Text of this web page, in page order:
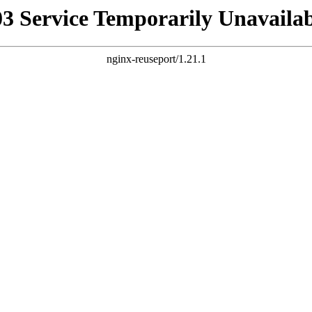
Service Temporarily
nginx-reuseport/1.21.1